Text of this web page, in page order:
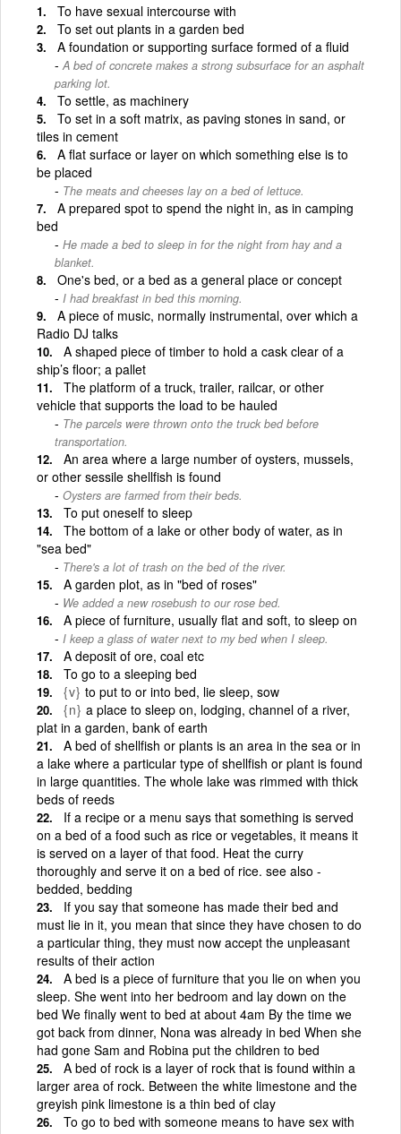
To have sexual intercourse with
To set out plants in a garden bed
A foundation or supporting surface formed of a fluid
A bed of concrete makes a strong subsurface for an asphalt
parking lot.
To settle, as machinery
To set in a soft matrix, as paving stones in sand, or
tiles in cement
A flat surface or layer on which something else is to
be placed
The meats and cheeses lay on a bed of lettuce.
A prepared spot to spend the night in, as in camping
bed
He made a bed to sleep in for the night from hay and a
blanket.
One's bed, or a bed as a general place or concept
I had breakfast in bed this morning.
A piece of music, normally instrumental, over which a
Radio DJ talks
A shaped piece of timber to hold a cask clear of a
ship’s floor; a pallet
The platform of a truck, trailer, railcar, or other
vehicle that supports the load to be hauled
The parcels were thrown onto the truck bed before
transportation.
An area where a large number of oysters, mussels,
or other sessile shellfish is found
Oysters are farmed from their beds.
To put oneself to sleep
The bottom of a lake or other body of water, as in
"sea bed"
There's a lot of trash on the bed of the river.
A garden plot, as in "bed of roses"
We added a new rosebush to our rose bed.
A piece of furniture, usually flat and soft, to sleep on
I keep a glass of water next to my bed when I sleep.
A deposit of ore, coal etc
To go to a sleeping bed
{v} to put to or into bed, lie sleep, sow
{n} a place to sleep on, lodging, channel of a river,
plat in a garden, bank of earth
A bed of shellfish or plants is an area in the sea or in
a lake where a particular type of shellfish or plant is found
in large quantities. The whole lake was rimmed with thick
beds of reeds
If a recipe or a menu says that something is served
on a bed of a food such as rice or vegetables, it means it
is served on a layer of that food. Heat the curry
thoroughly and serve it on a bed of rice. see also -
bedded, bedding
If you say that someone has made their bed and
must lie in it, you mean that since they have chosen to do
a particular thing, they must now accept the unpleasant
results of their action
A bed is a piece of furniture that you lie on when you
sleep. She went into her bedroom and lay down on the
bed We finally went to bed at about 4am By the time we
got back from dinner, Nona was already in bed When she
had gone Sam and Robina put the children to bed
A bed of rock is a layer of rock that is found within a
larger area of rock. Between the white limestone and the
greyish pink limestone is a thin bed of clay
To go to bed with someone means to have sex with